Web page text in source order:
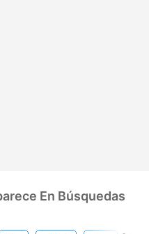
En Búsquedas